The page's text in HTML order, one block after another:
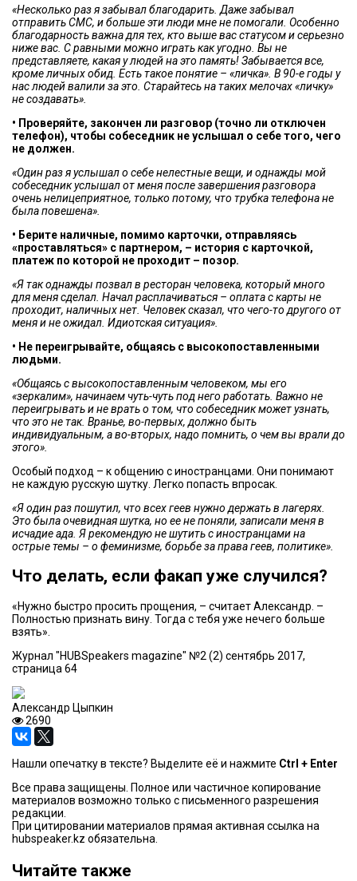
«Несколько раз я забывал благодарить. Даже забывал
отправить СМС, и больше эти люди мне не помогали. Особенно
благодарность важна для тех, кто выше вас статусом и серьезно
ниже вас. С равными можно играть как угодно. Вы не
представляете, какая у людей на это память! Забывается все,
кроме личных обид. Есть такое понятие – «личка». В 90-е годы у
нас людей валили за это. Старайтесь на таких мелочах «личку»
не создавать».
• Проверяйте, закончен ли разговор (точно ли отключен
телефон), чтобы собеседник не услышал о себе того, чего
не должен.
«Один раз я услышал о себе нелестные вещи, и однажды мой
собеседник услышал от меня после завершения разговора
очень нелицеприятное, только потому, что трубка телефона не
была повешена».
• Берите наличные, помимо карточки, отправляясь
«проставляться» с партнером, – история с карточкой,
платеж по которой не проходит – позор.
«Я так однажды позвал в ресторан человека, который много
для меня сделал. Начал расплачиваться – оплата с карты не
проходит, наличных нет. Человек сказал, что чего-то другого от
меня и не ожидал. Идиотская ситуация».
• Не переигрывайте, общаясь с высокопоставленными
людьми.
«Общаясь с высокопоставленным человеком, мы его
«зеркалим», начинаем чуть-чуть под него работать. Важно не
переигрывать и не врать о том, что собеседник может узнать,
что это не так. Вранье, во-первых, должно быть
индивидуальным, а во-вторых, надо помнить, о чем вы врали до
этого».
Особый подход – к общению с иностранцами. Они понимают
не каждую русскую шутку. Легко попасть впросак.
«Я один раз пошутил, что всех геев нужно держать в лагерях.
Это была очевидная шутка, но ее не поняли, записали меня в
исчадие ада. Я рекомендую не шутить с иностранцами на
острые темы – о феминизме, борьбе за права геев, политике».
Что делать, если факап уже случился?
«Нужно быстро просить прощения, – считает Александр. –
Полностью признать вину. Тогда с тебя уже нечего больше
взять».
Журнал "HUBSpeakers magazine" №2 (2) сентябрь 2017,
страница 64
Александр Цыпкин
2690
Нашли опечатку в тексте? Выделите её и нажмите Ctrl + Enter
Все права защищены. Полное или частичное копирование
материалов возможно только с письменного разрешения
редакции.
При цитировании материалов прямая активная ссылка на
hubspeaker.kz обязательна.
Читайте также